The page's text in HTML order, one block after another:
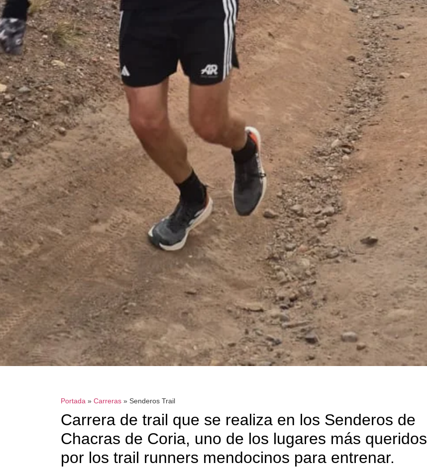
Portada » Carreras » Senderos Trail
Carrera de trail que se realiza en los Senderos de
Chacras de Coria, uno de los lugares más queridos
por los trail runners mendocinos para entrenar.